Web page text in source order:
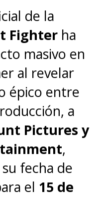
no es
"Scream"
fuera de
la segunda
a una
y la tercera
York.
de la
Fighter ha
masivo en
al revelar
épico entre
a
Pictures y
,
fecha de
el 15 de